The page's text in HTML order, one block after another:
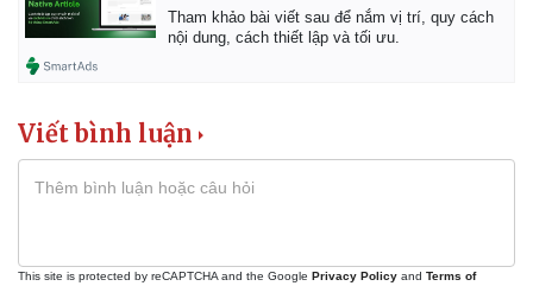
Tham khảo bài viết sau để nắm vị trí, quy cách
nội dung, cách thiết lập và tối ưu.
Viết bình luận
This site is protected by reCAPTCHA and the Google Privacy Policy and Terms of